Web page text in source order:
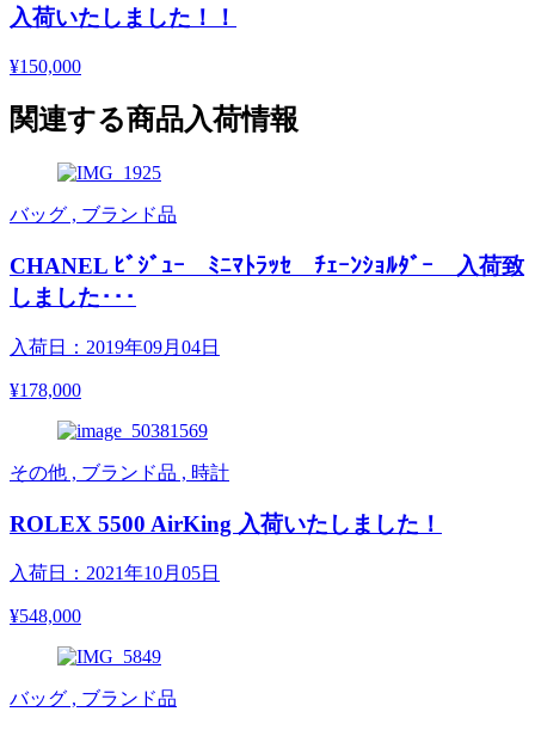
入荷いたしました！！
¥150,000
関連する商品入荷情報
バッグ , ブランド品
CHANEL ﾋﾞｼﾞｭｰ ﾐﾆﾏﾄﾗｯｾ ﾁｪｰﾝｼｮﾙﾀﾞｰ 入荷致
しました･･･
入荷日：2019年09月04日
¥178,000
その他 , ブランド品 , 時計
ROLEX 5500 AirKing 入荷いたしました！
入荷日：2021年10月05日
¥548,000
バッグ , ブランド品